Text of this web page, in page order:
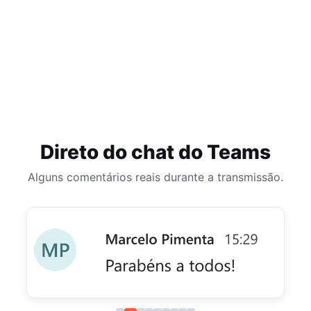
Direto do chat do Teams
Alguns comentários reais durante a transmissão.